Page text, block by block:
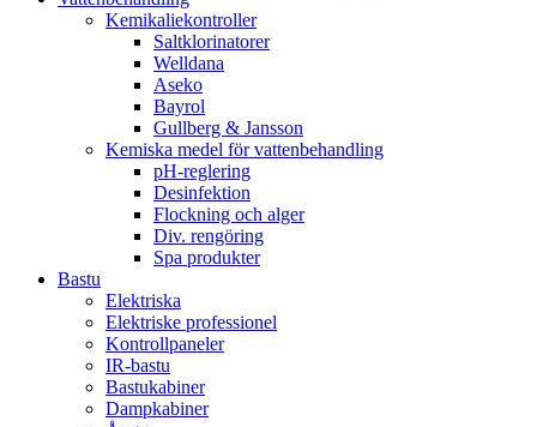
Kemikaliekontroller
Saltklorinatorer
Welldana
Aseko
Bayrol
Gullberg & Jansson
Kemiska medel för vattenbehandling
pH-reglering
Desinfektion
Flockning och alger
Div. rengöring
Spa produkter
Bastu
Elektriska
Elektriske professionel
Kontrollpaneler
IR-bastu
Bastukabiner
Dampkabiner